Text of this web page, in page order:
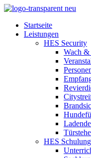
Startseite
Leistungen
HES Security
Wach &
HES